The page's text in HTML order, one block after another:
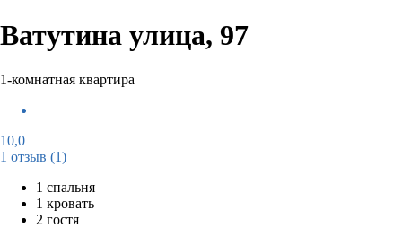
Ватутина улица, 97
1-комнатная квартира
10,0
1 отзыв (1)
1 спальня
1 кровать
2 гостя